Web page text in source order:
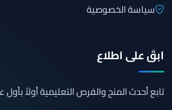
سياسة الخصوصية
ابقَ على اطلاع
تابع أحدث المنح والفرص التعليمية أولاً بأول